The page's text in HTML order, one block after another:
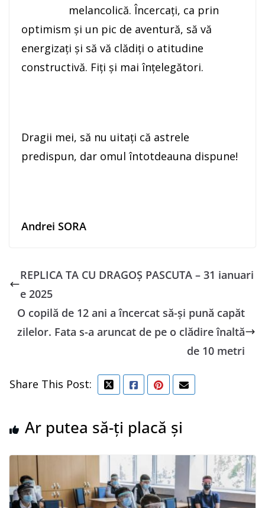
melancolică. Încercaţi, ca prin
optimism şi un pic de aventură, să vă
energizaţi şi să vă clădiţi o atitudine
constructivă. Fiţi şi mai înţelegători.
Dragii mei, să nu uitaţi că astrele
predispun, dar omul întotdeauna dispune!
Andrei SORA
REPLICA TA CU DRAGOȘ PASCUTA – 31 ianuari
e 2025
O copilă de 12 ani a încercat să-și pună capăt
zilelor. Fata s-a aruncat de pe o clădire înaltă
de 10 metri
Share This Post:
Ar putea să-ți placă și